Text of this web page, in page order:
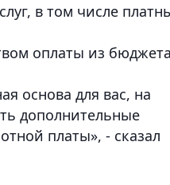
в том числе
оплаты из бюджета
основа для вас, на
дополнительные
платы», - сказал